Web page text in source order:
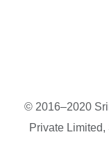
© 2016–2020
Private